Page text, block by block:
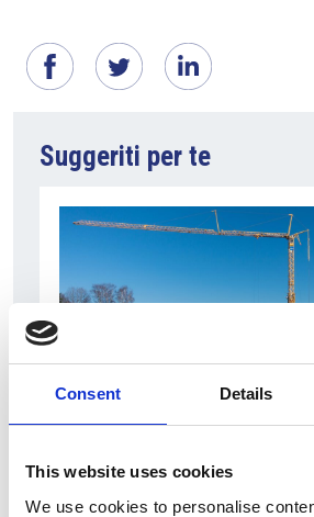
Consent Details
This website uses cookies
We use cookies to personalise
Suggeriti per te
Nel primo semestre è
costruzione di nuove abitazioni